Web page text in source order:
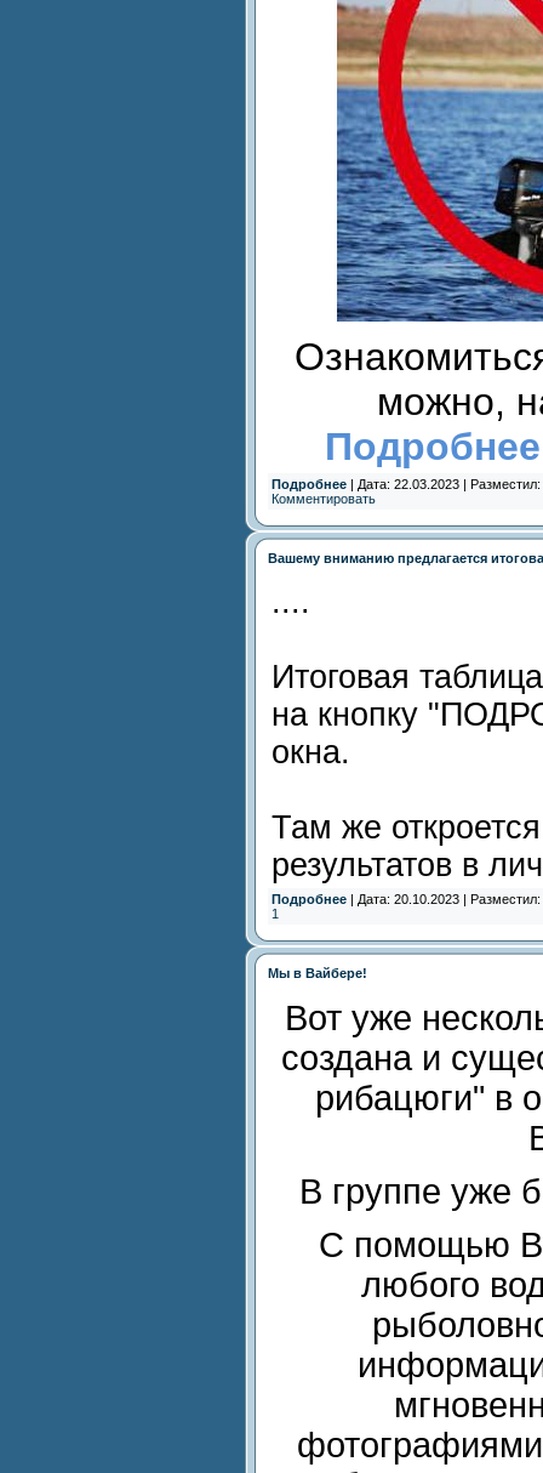
можно,
Подробнее
Подробнее | Дата: 22.03.2023 | Разместил:
Комментировать
Вашему вниманию предлагается
....
Итоговая
на кнопку
окна.
Там же
результатов в
Подробнее | Дата: 20.10.2023 | Разместил:
1
Мы в Вайбере!
Вот уже
создана и
рибацюги" в
В группе уже
С помощью
любого